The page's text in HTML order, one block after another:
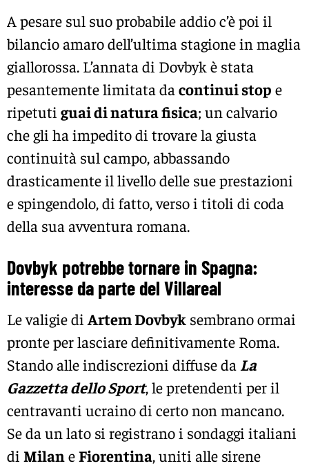
A pesare sul suo probabile addio c’è poi il
bilancio amaro dell’ultima stagione in maglia
giallorossa. L’annata di Dovbyk è stata
pesantemente limitata da continui stop e
ripetuti guai di natura fisica; un calvario
che gli ha impedito di trovare la giusta
continuità sul campo, abbassando
drasticamente il livello delle sue prestazioni
e spingendolo, di fatto, verso i titoli di coda
della sua avventura romana.
Dovbyk potrebbe tornare in Spagna:
interesse da parte del Villareal
Le valigie di Artem Dovbyk sembrano ormai
pronte per lasciare definitivamente Roma.
Stando alle indiscrezioni diffuse da La
Gazzetta dello Sport, le pretendenti per il
centravanti ucraino di certo non mancano.
Se da un lato si registrano i sondaggi italiani
di MilaneFiorentina, uniti alle sirene